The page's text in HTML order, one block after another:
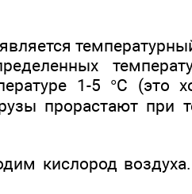
1-5 °С (это
прорастают при
кислород